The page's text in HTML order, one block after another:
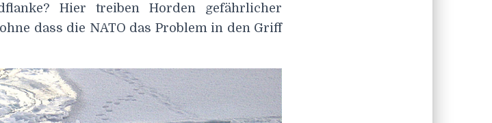
Hier treiben Horden gefährlicher
dass die NATO das Problem in den Griff